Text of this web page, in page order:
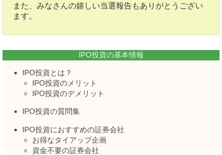
また、みなさんの嬉しい当選報告もありがとうござい
ます。
IPO投資の基本情報
IPO投資とは？
IPO投資のメリット
IPO投資のデメリット
IPO投資の質問集
IPO投資におすすめの証券会社
お得なタイアップ企画
資金不要の証券会社